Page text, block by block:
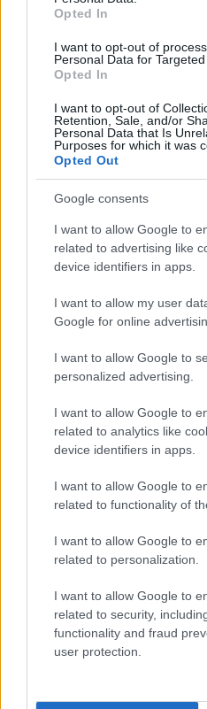
Opted In
I want to opt-out of
Personal Data for Targeted
Opted In
I want to opt-out of
Retention, Sale, and/or
Personal Data that Is
Purposes for which it was
Opted Out
Google consents
I want to allow Google to
related to advertising like
device identifiers in apps.
I want to allow my user
Google for online
I want to allow Google to
personalized advertising.
I want to allow Google to
related to analytics like
device identifiers in apps.
I want to allow Google to
related to functionality of
I want to allow Google to
related to personalization.
I want to allow Google to
related to security,
functionality and fraud
user protection.
Ha van utáljuk a
Környezettudatos
Házmestermedve• 2021. december 16.
Aki környezettudatos
karácsonyi meglepetéseket
vajon megoldható? Hát